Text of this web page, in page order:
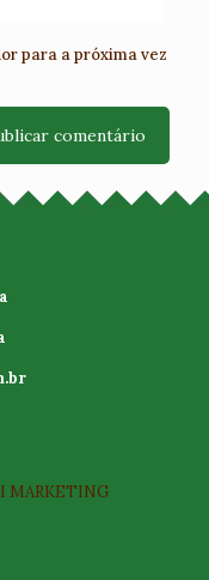
para a próxima vez
MARKETING